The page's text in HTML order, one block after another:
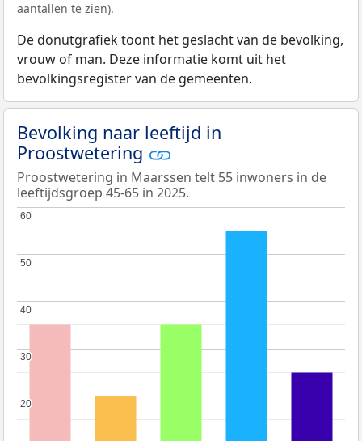
aantallen te zien).
De donutgrafiek toont het geslacht van de bevolking,
vrouw of man. Deze informatie komt uit het
bevolkingsregister van de gemeenten.
Bevolking naar leeftijd in
Proostwetering
Proostwetering in Maarssen telt 55 inwoners in de
leeftijdsgroep 45-65 in 2025.
20
20
30
30
40
40
50
50
60
60